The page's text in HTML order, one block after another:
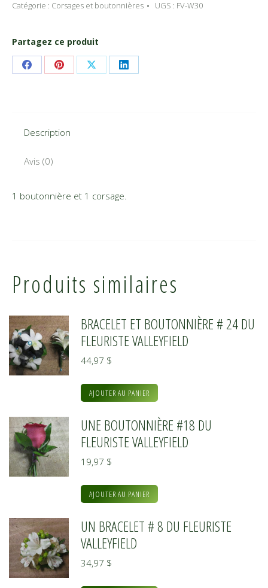
et
corsage
du
Fleuriste
Catégorie : Corsages et boutonnières UGS : FV-W30
Partagez ce produit
Share Share Share Share
Description
Avis (0)
1 boutonnière et 1 corsage.
Produits similaires
BRACELET ET BOUTONNIÈRE # 24 DU
FLEURISTE VALLEYFIELD
44,97 $
AJOUTER AU PANIER
UNE BOUTONNIÈRE #18 DU
FLEURISTE VALLEYFIELD
19,97 $
AJOUTER AU PANIER
UN BRACELET # 8 DU FLEURISTE
VALLEYFIELD
34,97 $